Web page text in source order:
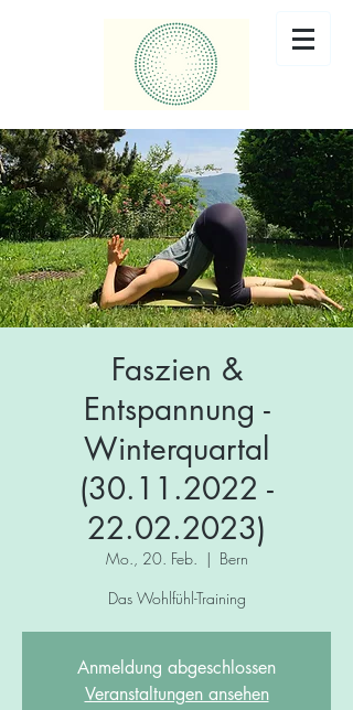
Faszien &
Entspannung -
Winterquartal
(30.11.2022 -
22.02.2023)
Mo., 20. Feb.
  |
Bern
Das Wohlfühl-Training
Anmeldung abgeschlossen
Veranstaltungen ansehen